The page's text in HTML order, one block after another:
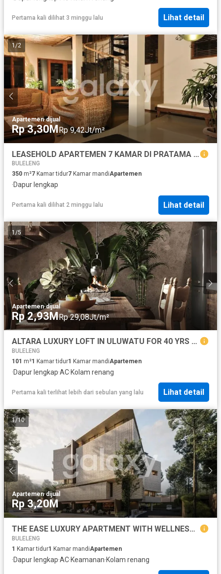
Pertama kali dilihat 3 minggu lalu Lihat detail
1/2
Apartemen·dijual
Rp 3,30MRp 9,42Jt/m²
LEASEHOLD APARTEMEN 7 KAMAR DI PRATAMA TANJUNG BENOA BADUNG, BALI
BULELENG
350 m²7 Kamar tidur7 Kamar mandiApartemen
·Dapur lengkap
Pertama kali dilihat 2 minggu lalu Lihat detail
1 /5
Apartemen·dijual
Rp 2,93MRp 29,08Jt/m²
ALTARA LUXURY LOFT IN ULUWATU FOR 40 YRS - 80 YRS LEASEHOLD
BULELENG
101 m²1 Kamar tidur1 Kamar mandiApartemen
·Dapur lengkap·AC·Kolam renang
Pertama kali terlihat lebih dari sebulan yang lalu Lihat detail
1/10
Apartemen·dijual
Rp 3,20M
THE EASE LUXURY APARTMENT WITH WELLNESS LIVING COMPLEX CANGGU
BULELENG
1 Kamar tidur1 Kamar mandiApartemen
·Dapur lengkap·AC·Keamanan·Kolam renang